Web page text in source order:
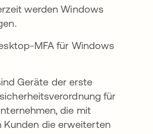
werden Windows
MFA für Windows
Geräte der erste
für
die mit
Kunden die erweiterten